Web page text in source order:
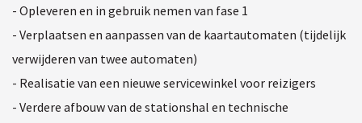
- Opleveren en in gebruik nemen van fase 1
- Verplaatsen en aanpassen van de kaartautomaten (tijdelijk
verwijderen van twee automaten)
- Realisatie van een nieuwe servicewinkel voor reizigers
- Verdere afbouw van de stationshal en technische